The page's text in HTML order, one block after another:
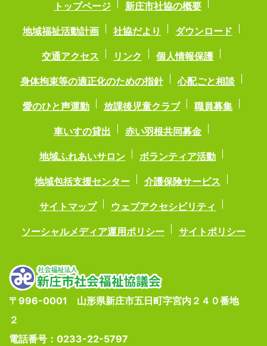
トップページ 新庄市社協の概要
地域福祉活動計画 社協だより ダウンロード
交通アクセス リンク 個人情報保護
身体拘束等の適正化のための指針 心配ごと相談
愛のひと声運動 放課後児童クラブ 職員募集
車いすの貸出 赤い羽根共同募金
地域ふれあいサロン ボランティア活動
地域包括支援センター 介護保険サービス
サイトマップ ウェブアクセシビリティ
ソーシャルメディア運用ポリシー サイトポリシー
〒996-0001 山形県新庄市五日町字宮内２４０番地
２
電話番号：0233-22-5797